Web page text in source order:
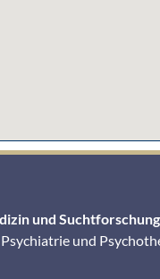
und Suchtforschung
und